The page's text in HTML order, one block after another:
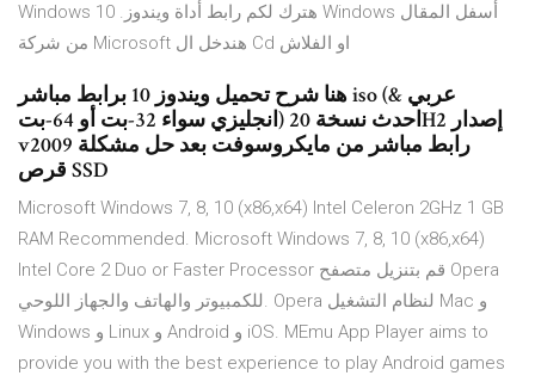
Windows هترك لكم رابط أداة ويندوز. 10 Windows أسفل المقال
من شركة Microsoft هندخل ال Cd او الفلاش
هنا شرح تحميل ويندوز 10 برابط مباشر iso (عربي &
انجليزي سواء 32-بت أو 64-بت) احدث نسخة 20H2 إصدار
v2009 رابط مباشر من مايكروسوفت بعد حل مشكلة
قرص SSD
Microsoft Windows 7, 8, 10 (x86,x64) Intel Celeron 2GHz 1 GB
RAM Recommended. Microsoft Windows 7, 8, 10 (x86,x64)
Intel Core 2 Duo or Faster Processor قم بتنزيل متصفح Opera
للكمبيوتر والهاتف والجهاز اللوحي. Opera لنظام التشغيل Mac و
Windows و Linux و Android و iOS. MEmu App Player aims to
provide you with the best experience to play Android games